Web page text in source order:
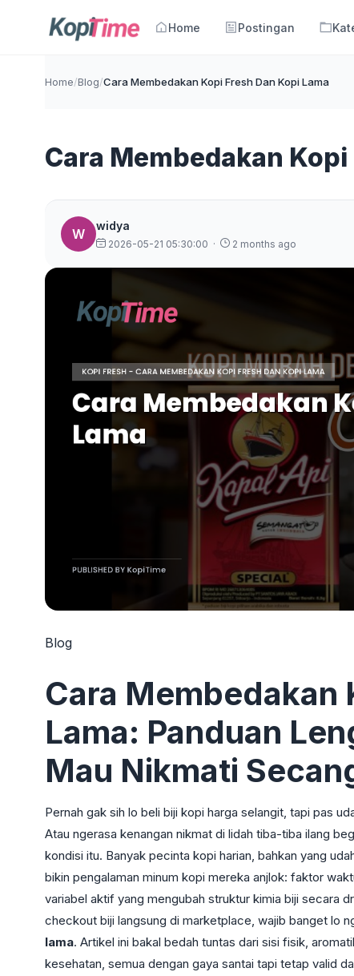
Home Postingan
Home/Blog/Cara Membedakan Kopi Fresh Dan Kopi Lama
Cara Membedakan
W
widya
2026-05-21 05:30:00 · 2 months ago
Blog
Cara Membedakan
Lama: Panduan
Mau Nikmati
Pernah gak sih lo beli biji kopi harga selangit, tapi pas
Atau ngerasa kenangan nikmat di lidah tiba-tiba ilang
kondisi itu. Banyak pecinta kopi harian, bahkan yang
bikin pengalaman minum kopi mereka anjlok: faktor
variabel aktif yang mengubah struktur kimia biji secara
checkout biji langsung di marketplace, wajib banget lo
lama. Artikel ini bakal bedah tuntas dari sisi fisik,
kesehatan, semua dengan gaya santai tapi tetap valid